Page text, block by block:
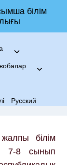
білім
Toggle
menu
жобалар
Toggle
Русский
білім
8 сынып